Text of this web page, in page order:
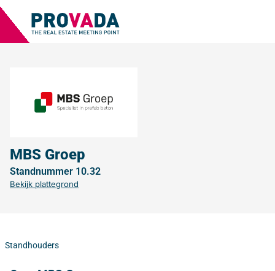
MBS Groep
Standnummer 10.32
Bekijk plattegrond
Standhouders